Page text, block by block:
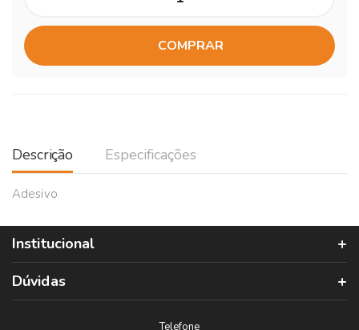
COMPRAR
Descrição Especificações
Adesivo
Institucional
Dúvidas
Telefone